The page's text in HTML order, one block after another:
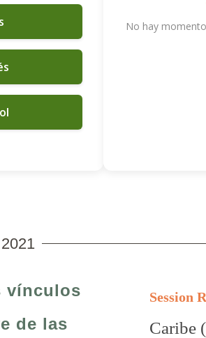
No hay
vínculos
de las
Session
Caribe